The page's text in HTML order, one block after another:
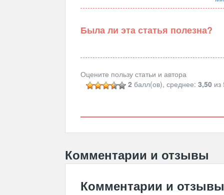
Была ли эта статья полезна?
Оцените пользу статьи и автора
2 балл(ов), среднее:3,50 из
Комментарии и отзывы
Комментарии и отзывы